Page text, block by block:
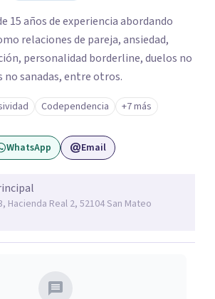
15 años de experiencia abordando
relaciones de pareja, ansiedad,
personalidad borderline, duelos no
no sanadas, entre otros.
Codependencia +7 más
WhatsApp Email
Hacienda Real 2, 52104 San Mateo